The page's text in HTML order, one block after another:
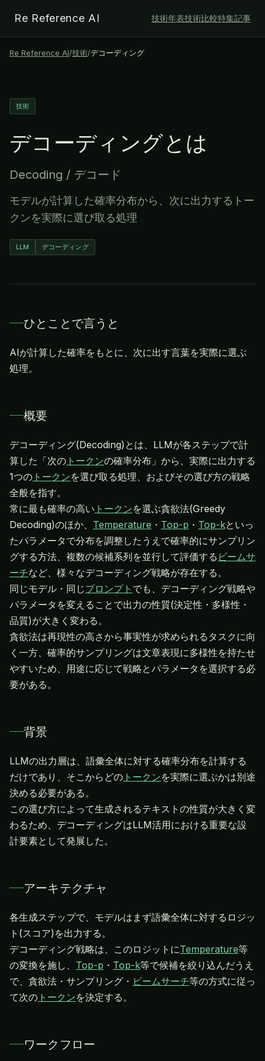
Re Reference AI 技術年表技術比較特集記事
Re Reference AI/技術/デコーディング
技術
デコーディングとは
Decoding / デコード
モデルが計算した確率分布から、次に出力するトー
クンを実際に選び取る処理
LLM デコーディング
ひとことで言うと
AIが計算した確率をもとに、次に出す言葉を実際に選ぶ
処理。
概要
デコーディング(Decoding)とは、LLMが各ステップで計
算した「次の トークンの確率分布」から、実際に出力する
1つの トークンを選び取る処理、およびその選び方の戦略
全般を指す。
常に最も確率の高い トークンを選ぶ貪欲法(Greedy
Decoding)のほか、 Temperature ・ Top-p ・ Top-kといっ
たパラメータで分布を調整したうえで確率的にサンプリン
グする方法、複数の候補系列を並行して評価する ビームサ
ーチなど、様々なデコーディング戦略が存在する。
同じモデル・同じプロンプト でも、デコーディング戦略や
パラメータを変えることで出力の性質(決定性・多様性・
品質)が大きく変わる。
貪欲法は再現性の高さから事実性が求められるタスクに向
く一方、確率的サンプリングは文章表現に多様性を持たせ
やすいため、用途に応じて戦略とパラメータを選択する必
要がある。
背景
LLMの出力層は、語彙全体に対する確率分布を計算する
だけであり、そこからどの トークンを実際に選ぶかは別途
決める必要がある。
この選び方によって生成されるテキストの性質が大きく変
わるため、デコーディングはLLM活用における重要な設
計要素として発展した。
アーキテクチャ
各生成ステップで、モデルはまず語彙全体に対するロジッ
ト(スコア)を出力する。
デコーディング戦略は、このロジットにTemperature等
の変換を施し、 Top-p ・ Top-k等で候補を絞り込んだうえ
で、貪欲法・サンプリング・ ビームサーチ等の方式に従っ
て次の トークンを決定する。
ワークフロー